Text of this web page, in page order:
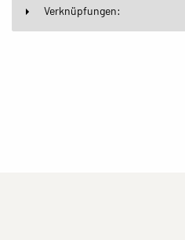
Verknüpfungen: